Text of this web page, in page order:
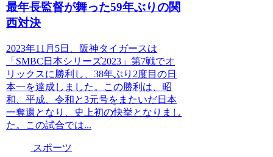
最年長監督が舞った59年ぶりの関
西対決
2023年11月5日、阪神タイガースは
「SMBC日本シリーズ2023」第7戦でオ
リックスに勝利し、38年ぶり2度目の日
本一を達成しました。この勝利は、昭
和、平成、令和と3元号をまたいだ日本
一奪還となり、史上初の快挙となりまし
た。この試合では...
スポーツ